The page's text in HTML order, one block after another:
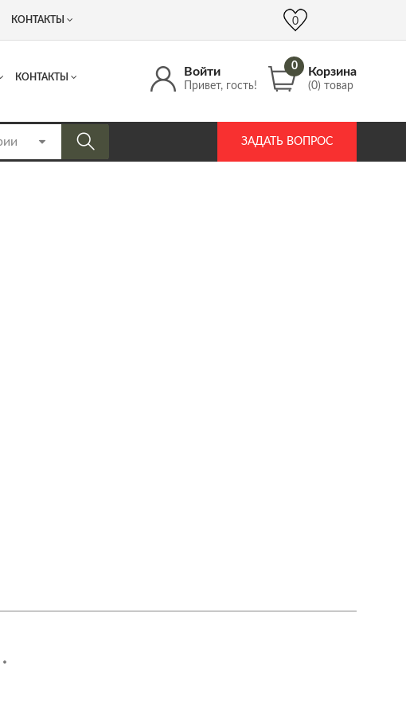
+7 (917) 537 17 16 info@DrozdPcp.ru
Войти
Привет, гость!
0 Корзина
(0) товар
КОНТАКТЫ
ЗАДАТЬ ВОПРОС
КОНТАКТЫ 0
*